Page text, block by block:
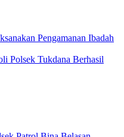
Pengamanan Ibadah
Polsek Tukdana Berhasil